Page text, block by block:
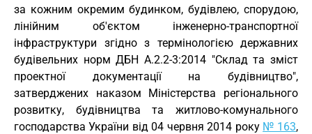
за кожним окремим будинком, будівлею, спорудою,
лінійним об'єктом інженерно-транспортної
інфраструктури згідно з термінологією державних
будівельних норм ДБН А.2.2-3:2014 "Склад та зміст
проектної документації на будівництво",
затверджених наказом Міністерства регіонального
розвитку, будівництва та житлово-комунального
господарства України від 04 червня 2014 року № 163,